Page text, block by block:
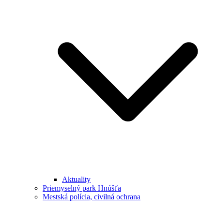
Aktuality
Priemyselný park Hnúšťa
Mestská polícia, civilná ochrana